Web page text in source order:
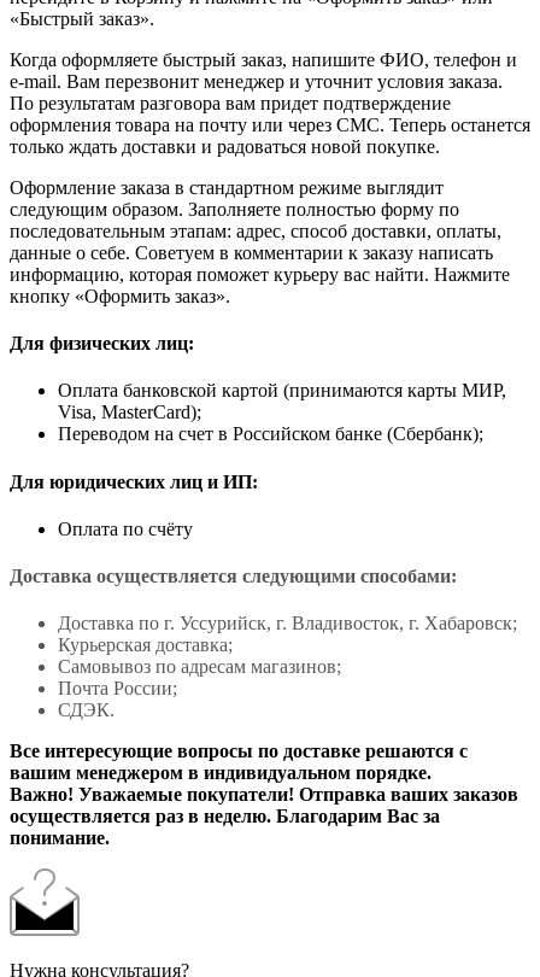
«Быстрый заказ».
Когда оформляете быстрый заказ, напишите ФИО, телефон и
e-mail. Вам перезвонит менеджер и уточнит условия заказа.
По результатам разговора вам придет подтверждение
оформления товара на почту или через СМС. Теперь останется
только ждать доставки и радоваться новой покупке.
Оформление заказа в стандартном режиме выглядит
следующим образом. Заполняете полностью форму по
последовательным этапам: адрес, способ доставки, оплаты,
данные о себе. Советуем в комментарии к заказу написать
информацию, которая поможет курьеру вас найти. Нажмите
кнопку «Оформить заказ».
Для физических лиц:
Оплата банковской картой (принимаются карты МИР,
Visa, MasterCard);
Переводом на счет в Российском банке (Сбербанк);
Для юридических лиц и ИП:
Оплата по счёту
Доставка осуществляется следующими способами:
Доставка по г. Уссурийск, г. Владивосток, г. Хабаровск;
Курьерская доставка;
Самовывоз по адресам магазинов;
Почта России;
СДЭК.
Все интересующие вопросы по доставке решаются с
вашим менеджером в индивидуальном порядке.
Важно! Уважаемые покупатели! Отправка ваших заказов
осуществляется раз в неделю. Благодарим Вас за
понимание.
Нужна консультация?